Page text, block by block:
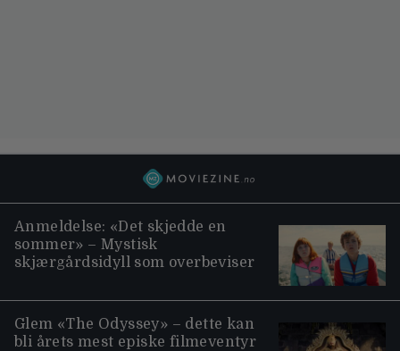
Anmeldelse: «Det skjedde en
sommer» – Mystisk
skjærgårdsidyll som overbeviser
Glem «The Odyssey» – dette kan
bli årets mest episke filmeventyr